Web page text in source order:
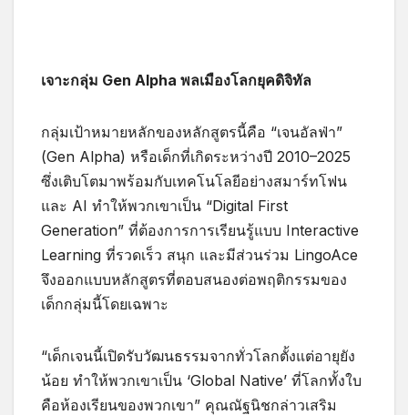
เจาะกลุ่ม Gen Alpha พลเมืองโลกยุคดิจิทัล
กลุ่มเป้าหมายหลักของหลักสูตรนี้คือ “เจนอัลฟ่า”
(Gen Alpha) หรือเด็กที่เกิดระหว่างปี 2010–2025
ซึ่งเติบโตมาพร้อมกับเทคโนโลยีอย่างสมาร์ทโฟน
และ AI ทำให้พวกเขาเป็น “Digital First
Generation” ที่ต้องการการเรียนรู้แบบ Interactive
Learning ที่รวดเร็ว สนุก และมีส่วนร่วม LingoAce
จึงออกแบบหลักสูตรที่ตอบสนองต่อพฤติกรรมของ
เด็กกลุ่มนี้โดยเฉพาะ
“เด็กเจนนี้เปิดรับวัฒนธรรมจากทั่วโลกตั้งแต่อายุยัง
น้อย ทำให้พวกเขาเป็น ‘Global Native’ ที่โลกทั้งใบ
คือห้องเรียนของพวกเขา” คุณณัฐนิชกล่าวเสริม